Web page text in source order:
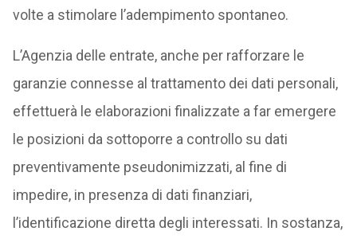
volte a stimolare l’adempimento spontaneo.
L’Agenzia delle entrate, anche per rafforzare le
garanzie connesse al trattamento dei dati personali,
effettuerà le elaborazioni finalizzate a far emergere
le posizioni da sottoporre a controllo su dati
preventivamente pseudonimizzati, al fine di
impedire, in presenza di dati finanziari,
l’identificazione diretta degli interessati. In sostanza,